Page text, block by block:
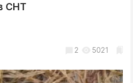
СНТ
2 5021